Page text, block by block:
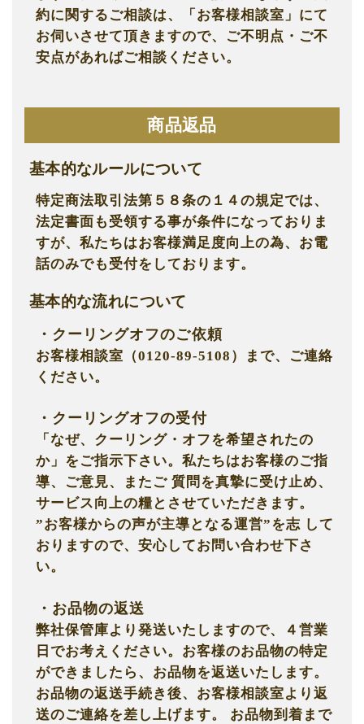
約に関するご相談は、「お客様相談室」にて
お伺いさせて頂きますので、ご不明点・ご不
安点があればご相談ください。
商品返品
基本的なルールについて
特定商法取引法第５８条の１４の規定では、
法定書面も受領する事が条件になっておりま
すが、私たちはお客様満足度向上の為、お電
話のみでも受付をしております。
基本的な流れについて
・クーリングオフのご依頼
お客様相談室（0120-89-5108）まで、ご連絡
ください。
・クーリングオフの受付
「なぜ、クーリング・オフを希望されたの
か」をご指示下さい。私たちはお客様のご指
導、ご意見、またご 質問を真摯に受け止め、
サービス向上の糧とさせていただきます。
”お客様からの声が主導となる運営”を志 して
おりますので、安心してお問い合わせ下さ
い。
・お品物の返送
弊社保管庫より発送いたしますので、４営業
日でお考えください。 お客様のお品物の特定
ができましたら、お品物を返送いたします。
お品物の返送手続き後、お客様相談室より返
送のご連絡を差し上げます。 お品物到着まで